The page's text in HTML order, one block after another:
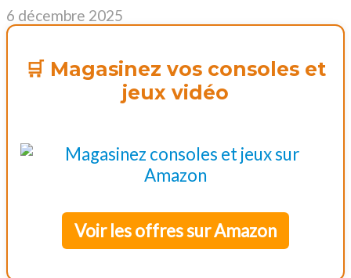
6 décembre 2025
🛒 Magasinez vos consoles et
jeux vidéo
Voir les offres sur Amazon